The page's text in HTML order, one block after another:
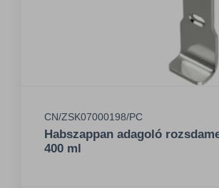
CN/ZSK07000198/PC
Habszappan adagoló
400 ml